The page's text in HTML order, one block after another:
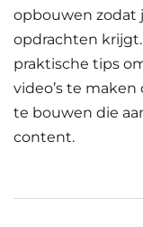
opbouwen zodat
opdrachten
praktische tips
video’s te
te bouwen die
content.